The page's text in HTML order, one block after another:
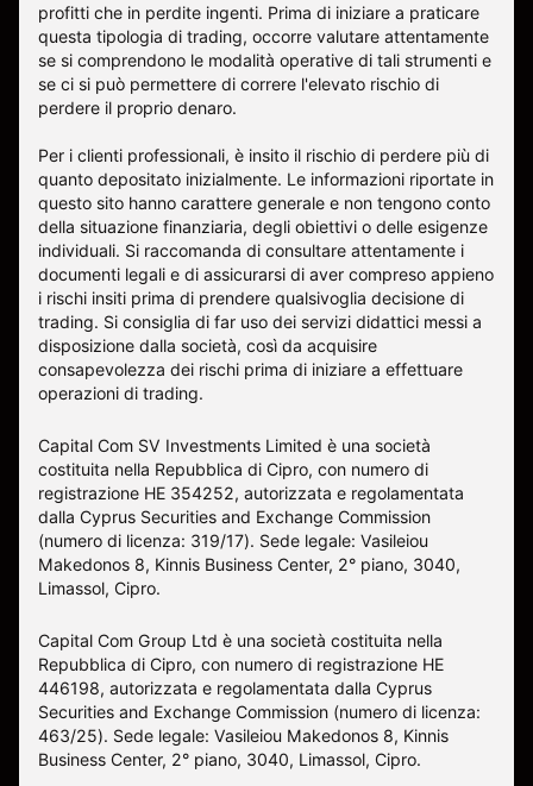
profitti che in perdite ingenti. Prima di iniziare a praticare
questa tipologia di trading, occorre valutare attentamente
se si comprendono le modalità operative di tali strumenti e
se ci si può permettere di correre l'elevato rischio di
perdere il proprio denaro.
Per i clienti professionali, è insito il rischio di perdere più di
quanto depositato inizialmente. Le informazioni riportate in
questo sito hanno carattere generale e non tengono conto
della situazione finanziaria, degli obiettivi o delle esigenze
individuali. Si raccomanda di consultare attentamente i
documenti legali e di assicurarsi di aver compreso appieno
i rischi insiti prima di prendere qualsivoglia decisione di
trading. Si consiglia di far uso dei servizi didattici messi a
disposizione dalla società, così da acquisire
consapevolezza dei rischi prima di iniziare a effettuare
operazioni di trading.
Capital Com SV Investments Limited è una società
costituita nella Repubblica di Cipro, con numero di
registrazione HE 354252, autorizzata e regolamentata
dalla Cyprus Securities and Exchange Commission
(numero di licenza: 319/17). Sede legale: Vasileiou
Makedonos 8, Kinnis Business Center, 2° piano, 3040,
Limassol, Cipro.
Capital Com Group Ltd è una società costituita nella
Repubblica di Cipro, con numero di registrazione ΗΕ
446198, autorizzata e regolamentata dalla Cyprus
Securities and Exchange Commission (numero di licenza:
463/25). Sede legale: Vasileiou Makedonos 8, Kinnis
Business Center, 2° piano, 3040, Limassol, Cipro.